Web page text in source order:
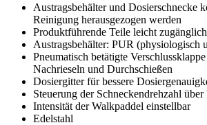
Austragsbehälter und Dosierschnecke
Reinigung herausgezogen werden
Produktführende Teile leicht zugänglich
Austragsbehälter: PUR (physiologisch
Pneumatisch betätigte
Nachrieseln und Durchschießen
Dosiergitter für bessere
Steuerung der Schneckendrehzahl
Intensität der Walkpaddel einstellbar
Edelstahl